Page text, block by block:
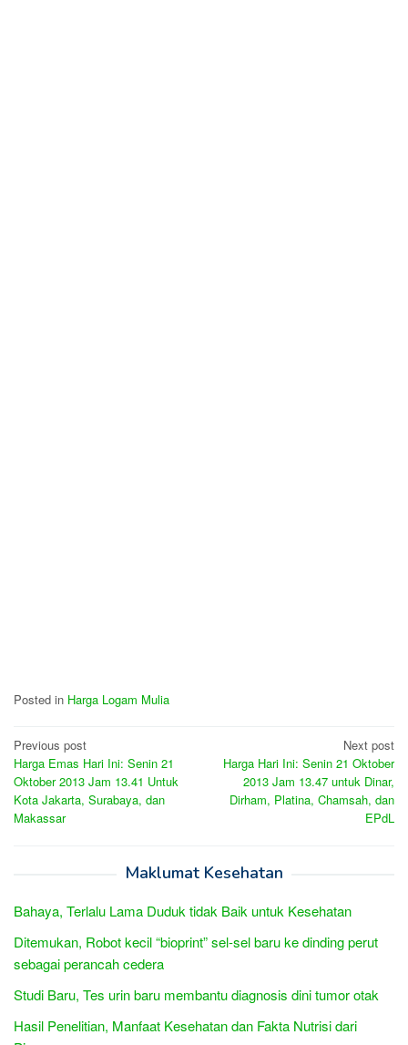
Posted in Harga Logam Mulia
Post
navigation
Previous post
Harga Emas Hari Ini: Senin 21
Oktober 2013 Jam 13.41 Untuk
Kota Jakarta, Surabaya, dan
Makassar
Next post
Harga Hari Ini: Senin 21 Oktober
2013 Jam 13.47 untuk Dinar,
Dirham, Platina, Chamsah, dan
EPdL
Maklumat Kesehatan
Bahaya, Terlalu Lama Duduk tidak Baik untuk Kesehatan
Ditemukan, Robot kecil “bioprint” sel-sel baru ke dinding perut
sebagai perancah cedera
Studi Baru, Tes urin baru membantu diagnosis dini tumor otak
Hasil Penelitian, Manfaat Kesehatan dan Fakta Nutrisi dari